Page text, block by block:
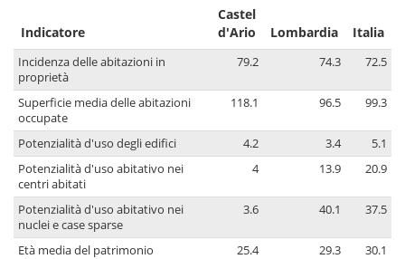
Indicatore
Castel
d'Ario
Lombardia Italia
Incidenza delle abitazioni in
proprietà
79.2 74.3 72.5
Superficie media delle abitazioni
occupate
118.1 96.5 99.3
Potenzialità d'uso degli edifici 4.2 3.4
5.1
Potenzialità d'uso abitativo nei
centri abitati
4 13.9 20.9
Potenzialità d'uso abitativo nei
nuclei e case sparse
3.6 40.1 37.5
Età media del patrimonio
25.4 29.3 30.1